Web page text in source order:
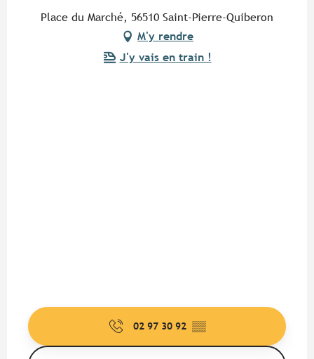
Place du Marché, 56510 Saint-Pierre-Quiberon
M'y rendre
J'y vais en train !
02 97 30 92 ▒▒